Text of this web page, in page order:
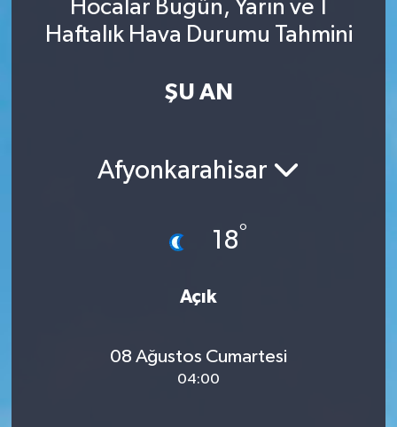
Hocalar Bugün, Yarın ve 1
Haftalık Hava Durumu Tahmini
ŞU AN
Afyonkarahisar
18°
Açık
08 Ağustos Cumartesi
04:00